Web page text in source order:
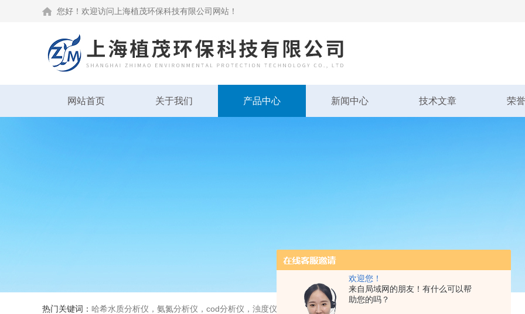
欢迎您！
来自局域网的朋友！有什么可以帮
助您的吗？
您好！欢迎访问上海植茂环保科技有限公司网站！
网站首页 关于我们 产品中心 新闻中心 技术文章 荣
热门关键词： 哈希水质分析仪，氨氮分析仪，cod分析仪，浊度仪，bod分析仪，溶解氧分析仪